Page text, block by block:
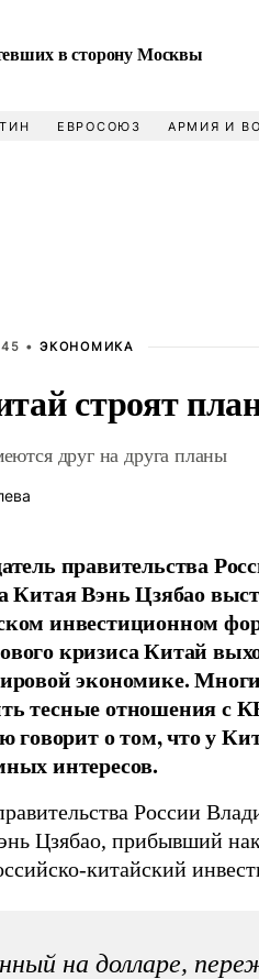
в сторону Москвы
ЕВРОСОЮЗ АРМИЯ И
• ЭКОНОМИКА
строят
друг на друга планы
правительства
Китая Вэнь Цзябао
инвестиционном
кризиса Китай
экономике.
тесные отношения с
говорит о том, что у
интересов.
России
Цзябао, прибывший
китайский
на долларе,